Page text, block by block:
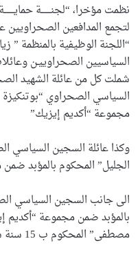
نظمت مؤخرا، “لجنـــــــة
لتجمع المدافعين الصحراويين
“اللجنة الوظيفية بالمنظمة ”
السياسيين الصحراوييـن
شملت كل من عائلة الشهيد
السياسي الصحراوي
مجموعة “أكديم إيزيك”
وكذا عائلة السجين
الجليل” المحكوم بالمؤبد
الى جانب السجين السياسي
بالمؤبد ضمن مجموعة “أكديم
مصطفى” المحكوم ب 15 سنة سجنا نافذا